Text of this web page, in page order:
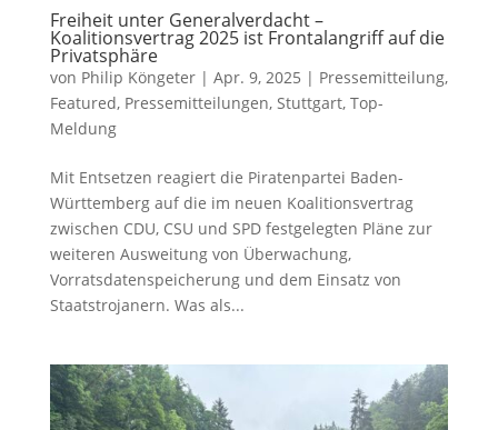
Freiheit unter Generalverdacht –
Koalitionsvertrag 2025 ist Frontalangriff auf die
Privatsphäre
von Philip Köngeter| Apr. 9, 2025 | Pressemitteilung,
Featured, Pressemitteilungen, Stuttgart, Top-
Meldung
Mit Entsetzen reagiert die Piratenpartei Baden-
Württemberg auf die im neuen Koalitionsvertrag
zwischen CDU, CSU und SPD festgelegten Pläne zur
weiteren Ausweitung von Überwachung,
Vorratsdatenspeicherung und dem Einsatz von
Staatstrojanern. Was als...